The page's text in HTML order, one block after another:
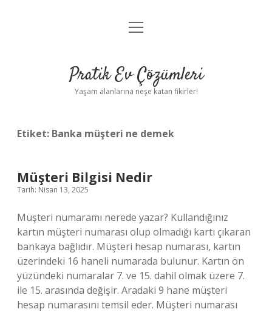
Anasayfa
Yasal Uyarı
menüyü
Pratik Ev Çözümleri
Yaşam alanlarına neşe katan fikirler!
Etiket: Banka müşteri ne demek
Müşteri Bilgisi Nedir
Tarih: Nisan 13, 2025
Müşteri numaramı nerede yazar? Kullandığınız
kartın müşteri numarası olup olmadığı kartı çıkaran
bankaya bağlıdır. Müşteri hesap numarası, kartın
üzerindeki 16 haneli numarada bulunur. Kartın ön
yüzündeki numaralar 7. ve 15. dahil olmak üzere 7.
ile 15. arasında değişir. Aradaki 9 hane müşteri
hesap numarasını temsil eder. Müşteri numarası